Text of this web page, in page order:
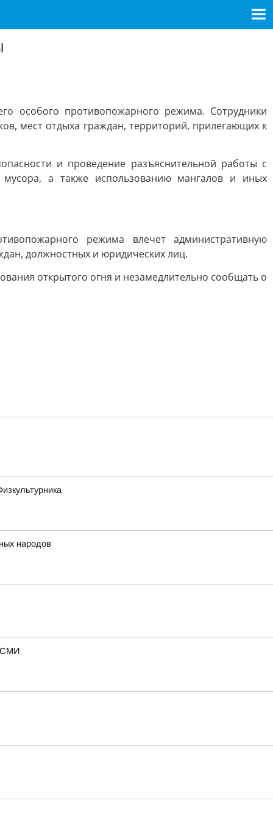
особого противопожарного режима. Сотрудники
мест отдыха граждан, территорий, прилегающих к
и проведение разъяснительной работы с
мусора, а также использованию мангалов и иных
режима влечет административную
должностных и юридических лиц.
открытого огня и незамедлительно сообщать о
народов
СМИ